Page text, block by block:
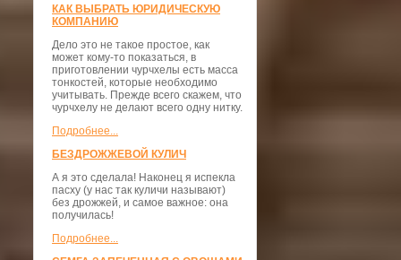
КАК ВЫБРАТЬ ЮРИДИЧЕСКУЮ
КОМПАНИЮ
Дело это не такое простое, как
может кому-то показаться, в
приготовлении чурчхелы есть масса
тонкостей, которые необходимо
учитывать. Прежде всего скажем, что
чурчхелу не делают всего одну нитку.
Подробнее...
БЕЗДРОЖЖЕВОЙ КУЛИЧ
А я это сделала! Наконец я испекла
пасху (у нас так куличи называют)
без дрожжей, и самое важное: она
получилась!
Подробнее...